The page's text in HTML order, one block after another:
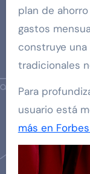
plan de
gastos
construye
tradicionales
Para
usuario está
más en